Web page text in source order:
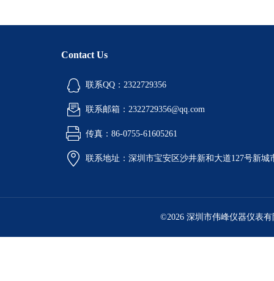
Contact Us
联系QQ：2322729356
联系邮箱：2322729356@qq.com
传真：86-0755-61605261
联系地址：深圳市宝安区沙井新和大道127号新城
©2026 深圳市伟峰仪器仪表